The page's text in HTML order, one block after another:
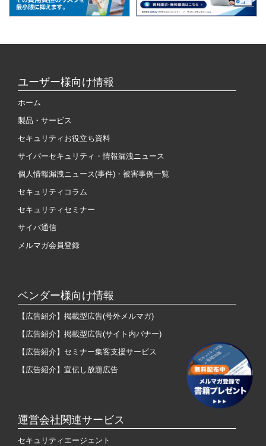
ユーザー様向け情報
ホーム
製品・サービス
セキュリティお役立ち資料
サイバーセキュリティ・情報漏洩ニュース
個人情報漏洩ニュース(事件)・被害事例一覧
セキュリティコラム
セキュリティセミナー
サイバ通信
メルマガ会員登録
ベンダー様向け情報
【広告紹介】掲載型広告(号外メルマガ)
【広告紹介】掲載型広告(サイト内バナー)
【広告紹介】セミナー集客支援サービス
【広告紹介】宣伝し放題広告
運営会社関連サービス
セキュリティエージェント